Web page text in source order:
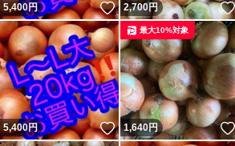
5,400円 いいね！
2,700円
5,400円 いいね！
1,640円
最大10%対象